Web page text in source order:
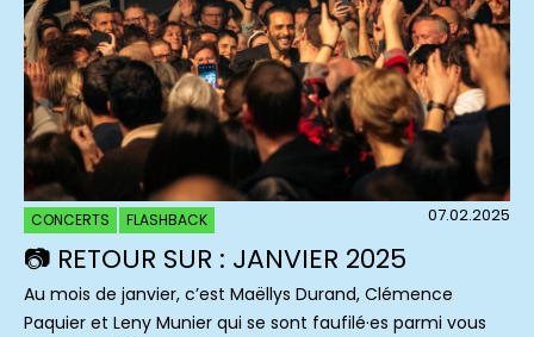
CONCERTS FLASHBACK 07.02.2025
📷 RETOUR SUR : JANVIER 2025
Au mois de janvier, c’est Maëllys Durand, Clémence
Paquier et Leny Munier qui se sont faufilé·es parmi vous